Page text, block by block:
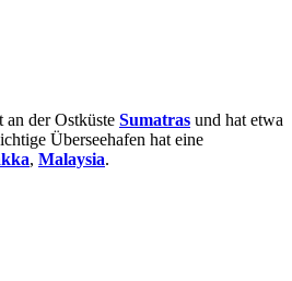
an der Ostküste Sumatras und hat etwa
Überseehafen hat eine
, Malaysia.